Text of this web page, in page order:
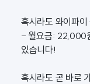
혹시라도 와이파
- 월요금: 22,000
있습니다!
혹시라도 곧 바로